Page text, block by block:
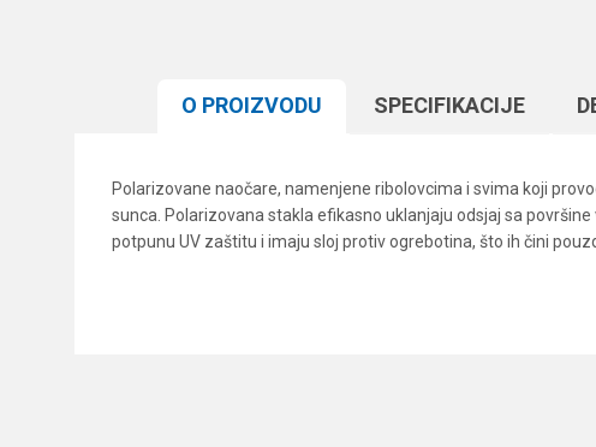
O PROIZVODU SPECIFIKACIJЕ
Polarizovane naočare, namenjene ribolovcima i svima koji
sunca. Polarizovana stakla efikasno uklanjaju odsjaj sa
potpunu UV zaštitu i imaju sloj protiv ogrebotina, što ih čini